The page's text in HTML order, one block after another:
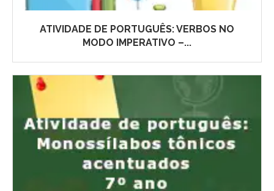
ATIVIDADE DE PORTUGUÊS: VERBOS NO
MODO IMPERATIVO –...